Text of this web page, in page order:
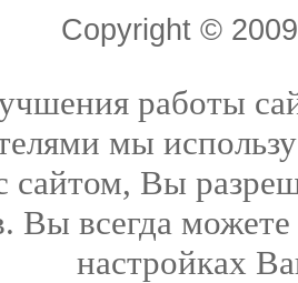
Copyright ©
работы
мы
сайтом, Вы
Вы всегда
настройках